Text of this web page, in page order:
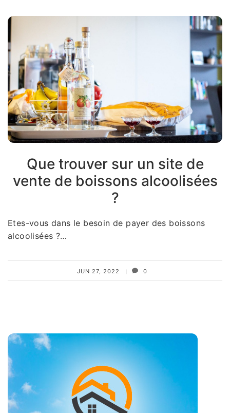
Que trouver sur un site de
vente de boissons alcoolisées
?
Etes-vous dans le besoin de payer des boissons
alcoolisées ?…
JUN 27, 2022 0